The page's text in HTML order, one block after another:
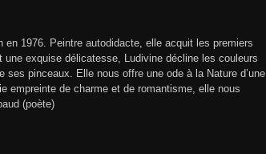
1976. Peintre autodidacte, elle acquit les premiers
exquise délicatesse, Ludivine décline les couleurs
ses pinceaux. Elle nous offre une ode à la Nature d’une
empreinte de charme et de romantisme, elle nous
(poète)